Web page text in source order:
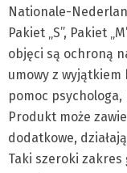
Nationale-
Pakiet „S”, Pakiet
objęci są ochroną
umowy z
pomoc psychologa,
Produkt może
dodatkowe,
Taki szeroki